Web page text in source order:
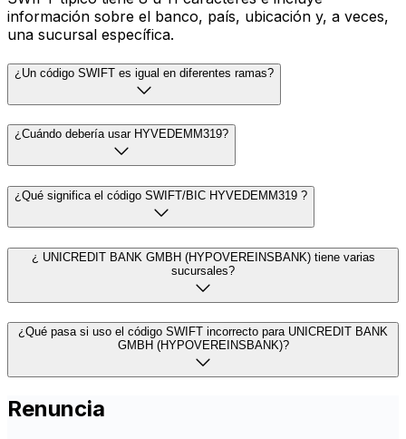
información sobre el banco, país, ubicación y, a veces,
una sucursal específica.
¿Un código SWIFT es igual en diferentes ramas?
¿Cuándo debería usar HYVEDEMM319?
¿Qué significa el código SWIFT/BIC HYVEDEMM319 ?
¿ UNICREDIT BANK GMBH (HYPOVEREINSBANK) tiene varias
sucursales?
¿Qué pasa si uso el código SWIFT incorrecto para UNICREDIT BANK
GMBH (HYPOVEREINSBANK)?
Renuncia